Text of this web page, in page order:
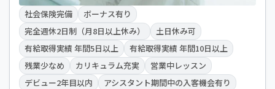
社会保険完備
ボーナス有り
完全週休2日制（月8日以上休み）
土日休み可
有給取得実績 年間5日以上
有給取得実績 年間10日以上
残業少なめ
カリキュラム充実
営業中レッスン
デビュー2年目以内
アシスタント期間中の入客機会有り